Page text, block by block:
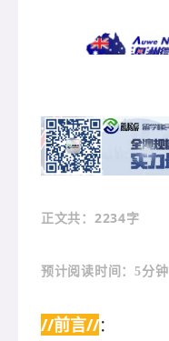
正文共 ：2234字
预计阅读时间：5分钟
//前言//：